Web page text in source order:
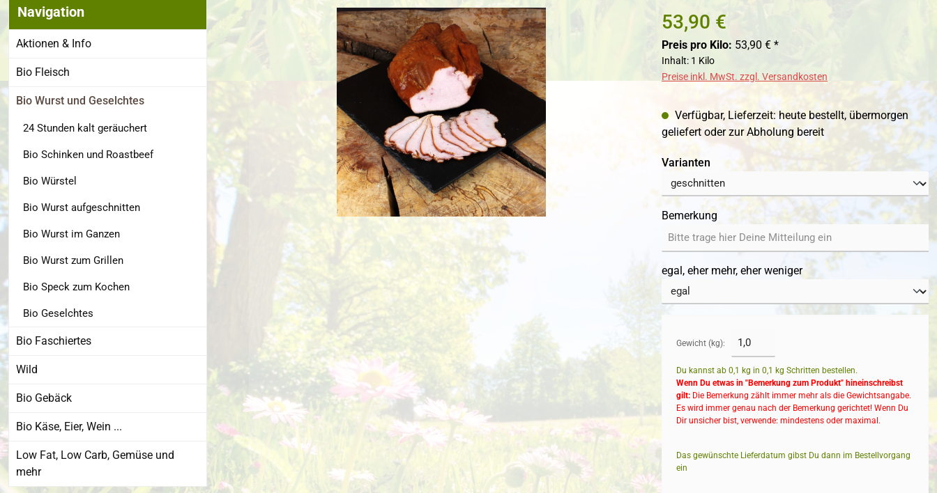
Navigation
Aktionen & Info
Bio Fleisch
Bio Wurst und Geselchtes
24 Stunden kalt geräuchert
Bio Schinken und Roastbeef
Bio Würstel
Bio Wurst aufgeschnitten
Bio Wurst im Ganzen
Bio Wurst zum Grillen
Bio Speck zum Kochen
Bio Geselchtes
Bio Faschiertes
Wild
Bio Gebäck
Bio Käse, Eier, Wein ...
Low Fat, Low Carb, Gemüse und
mehr
Bildergalerie überspringen 53,90 €
Preis pro Kilo: 53,90 € *
Inhalt: 1 Kilo
Preise inkl. MwSt. zzgl. Versandkosten
Verfügbar, Lieferzeit: heute bestellt, übermorgen
geliefert oder zur Abholung bereit
Varianten auswählen
Bemerkung
egal, eher mehr, eher weniger
Gewicht (kg):
Du kannst ab 0,1 kg in0,1 kg Schritten bestellen.
Wenn Du etwas in "Bemerkung zum Produkt" hineinschreibst
gilt: Die Bemerkung zählt immer mehr als die Gewichtsangabe.
Es wird immer genau nach der Bemerkung gerichtet! Wenn Du
Dir unsicher bist, verwende: mindestens oder maximal.
Das gewünschte Lieferdatum gibst Du dann im Bestellvorgang
ein